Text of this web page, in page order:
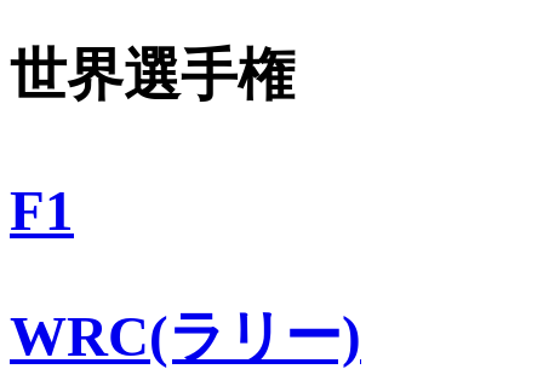
世界選手権
F1
WRC(ラリー)